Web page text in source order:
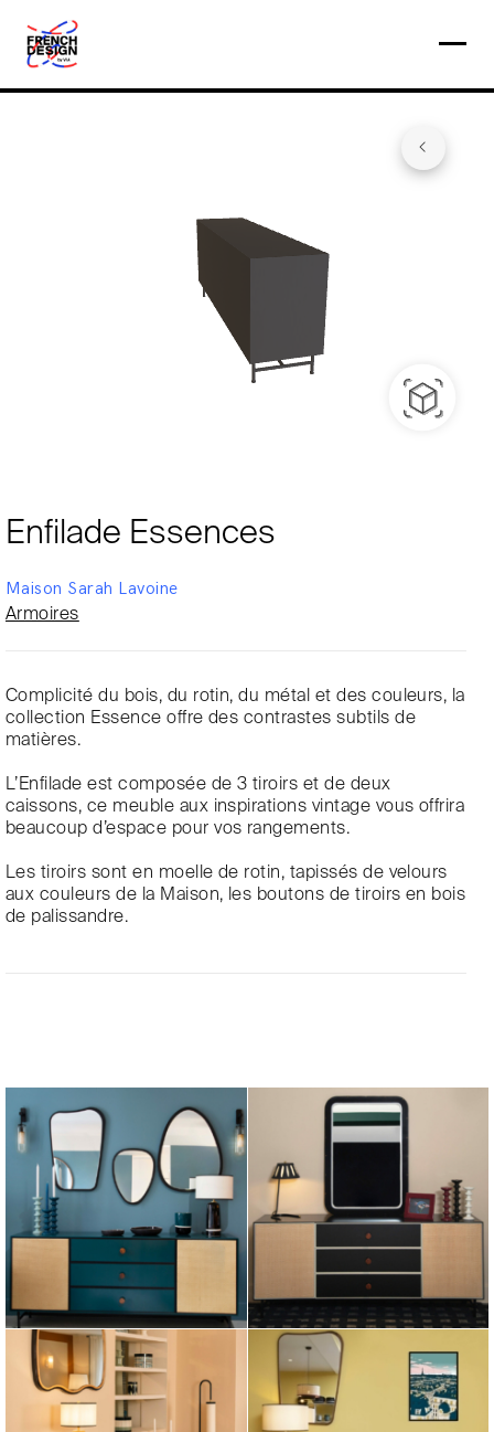
Enfilade Essences
Maison Sarah Lavoine
Armoires
Complicité du bois, du rotin, du métal et des couleurs, la
collection Essence offre des contrastes subtils de
matières.
L’Enfilade est composée de 3 tiroirs et de deux
caissons, ce meuble aux inspirations vintage vous offrira
beaucoup d’espace pour vos rangements.
Les tiroirs sont en moelle de rotin, tapissés de velours
aux couleurs de la Maison, les boutons de tiroirs en bois
de palissandre.